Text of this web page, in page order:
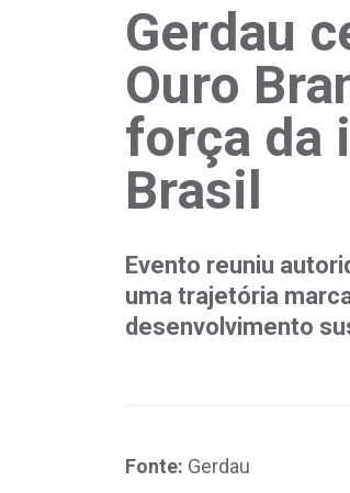
Gerdau
Ouro
força da
Brasil
Evento reuniu
uma trajetória
desenvolvimento
Fonte: Gerdau